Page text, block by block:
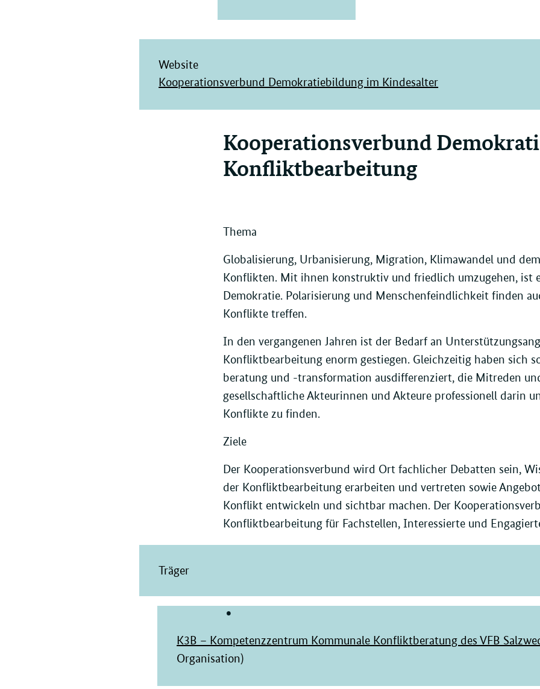
Website
Kooperationsverbund Demokratiebildung im Kindesalter
Kooperationsverbund
Konfliktbearbeitung
Thema
Globalisierung, Urbanisierung, Migration, Klimawandel und
Konflikten. Mit ihnen konstruktiv und friedlich umzugehen, ist
Demokratie. Polarisierung und Menschenfeindlichkeit finden
Konflikte treffen.
In den vergangenen Jahren ist der Bedarf an
Konfliktbearbeitung enorm gestiegen. Gleichzeitig haben sich
beratung und -transformation ausdifferenziert, die Mitreden
gesellschaftliche Akteurinnen und Akteure professionell darin
Konflikte zu finden.
Ziele
Der Kooperationsverbund wird Ort fachlicher Debatten sein,
der Konfliktbearbeitung erarbeiten und vertreten sowie
Konflikt entwickeln und sichtbar machen. Der
Konfliktbearbeitung für Fachstellen, Interessierte und
Träger
K3B – Kompetenzzentrum Kommunale Konfliktberatung des VFB
Organisation)